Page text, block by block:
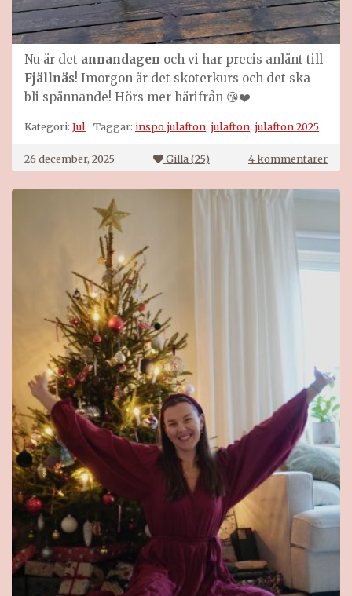
Nu är det annandagen och vi har precis anlänt till
Fjällnäs! Imorgon är det skoterkurs och det ska
bli spännande! Hörs mer härifrån 😘❤️
Kategori: Jul Taggar: inspo julafton, julafton, julafton 2025
26 december, 2025 Gilla (25) 4 kommentarertill
Julen
i